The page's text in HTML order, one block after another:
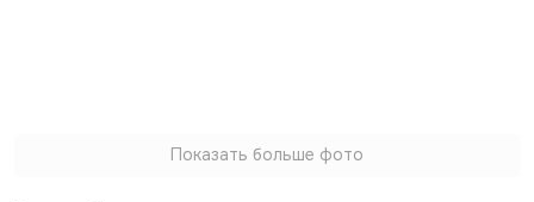
Показать больше фото